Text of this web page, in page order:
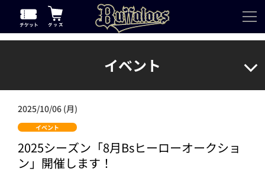
イベント
2025/10/06 (月)
イベント
2025シーズン「8月Bsヒーローオークショ
ン」開催します！